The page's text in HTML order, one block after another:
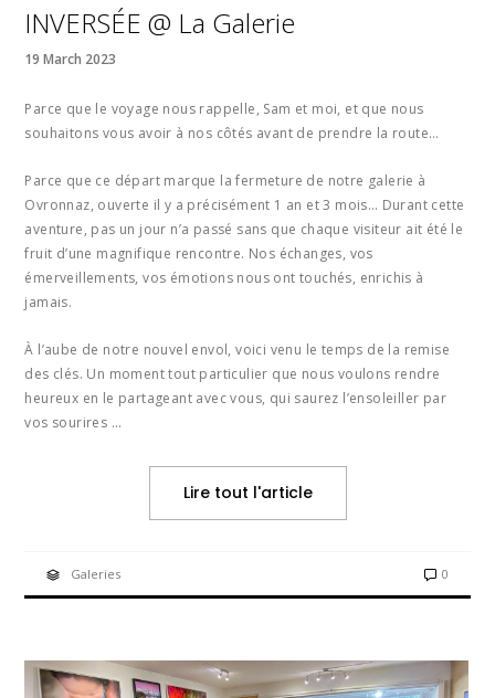
INVERSÉE @ La Galerie
19 March 2023
Parce que le voyage nous rappelle, Sam et moi, et que nous
souhaitons vous avoir à nos côtés avant de prendre la route…
Parce que ce départ marque la fermeture de notre galerie à
Ovronnaz, ouverte il y a précisément 1 an et 3 mois… Durant cette
aventure, pas un jour n’a passé sans que chaque visiteur ait été le
fruit d’une magnifique rencontre. Nos échanges, vos
émerveillements, vos émotions nous ont touchés, enrichis à
jamais.
À l’aube de notre nouvel envol, voici venu le temps de la remise
des clés. Un moment tout particulier que nous voulons rendre
heureux en le partageant avec vous, qui saurez l’ensoleiller par
vos sourires …
Lire tout l'article
Galeries 0